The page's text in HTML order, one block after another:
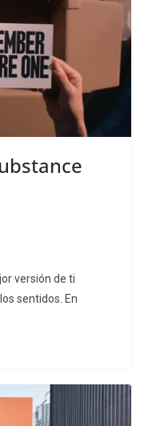
versión de ti
sentidos. En